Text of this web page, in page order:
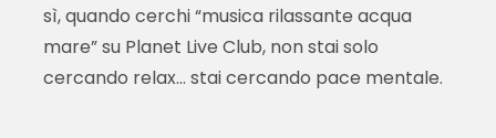
sì, quando cerchi “musica rilassante acqua
mare” su Planet Live Club, non stai solo
cercando relax… stai cercando pace mentale.